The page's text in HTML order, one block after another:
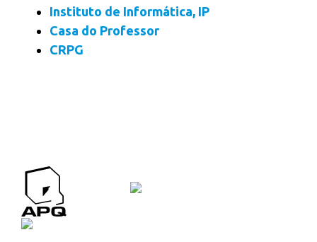
Instituto de Informática, IP
Casa do Professor
CRPG